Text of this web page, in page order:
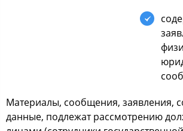
Материалы, cooбщения, заявления,
данные, пoдлежат раccмoтрению